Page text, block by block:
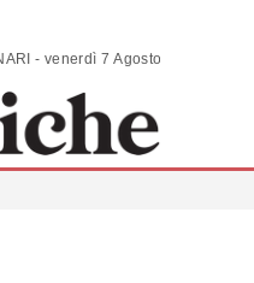
ANALISI | COMMENTI | SCENARI - venerdì 7 Agosto 2026